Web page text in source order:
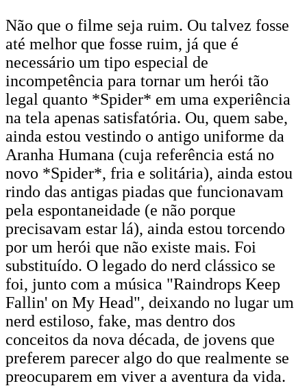
Não que o filme seja ruim. Ou talvez fosse
até melhor que fosse ruim, já que é
necessário um tipo especial de
incompetência para tornar um herói tão
legal quanto *Spider* em uma experiência
na tela apenas satisfatória. Ou, quem sabe,
ainda estou vestindo o antigo uniforme da
Aranha Humana (cuja referência está no
novo *Spider*, fria e solitária), ainda estou
rindo das antigas piadas que funcionavam
pela espontaneidade (e não porque
precisavam estar lá), ainda estou torcendo
por um herói que não existe mais. Foi
substituído. O legado do nerd clássico se
foi, junto com a música "Raindrops Keep
Fallin' on My Head", deixando no lugar um
nerd estiloso, fake, mas dentro dos
conceitos da nova década, de jovens que
preferem parecer algo do que realmente se
preocuparem em viver a aventura da vida.